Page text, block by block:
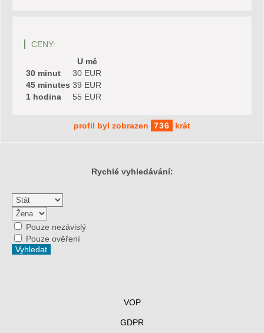
CENY:
U mě
30 minut
30 EUR
45 minutes 39 EUR
1 hodina
55 EUR
profil byl zobrazen 736 krát
Rychlé vyhledávání:
Pouze nezávislý
Pouze ověření
VOP
GDPR